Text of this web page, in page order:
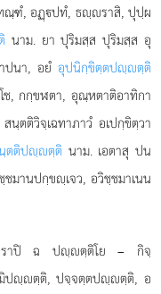
ทณฺฑํ, อฏฺปทํ, ธฺราสิ, ปุปฺผ
นาม. ยา ปุริมสฺส ปุริมสฺส อุ
ปนา, อยํ อุปนิกฺขิตฺตปฺตฺติ
, กกฺขฬตา, อุณฺหตาติอาทิกา
ตติวิจฺเฉทาภาวํ อเปกฺขิตฺวา
ตติปฺตฺติ นาม. เอตาสุ ปน
มานปกฺขฺเจว, อวิชฺชมาเนน
ปราปิ ฉ ปฺตฺติโย – กิจฺ
ฺตฺติ, ปจฺจตฺตปฺตฺติ, อ